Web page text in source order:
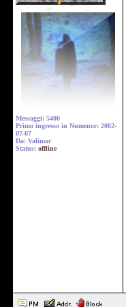
Messaggi: 5400
Primo ingresso in Numenor: 2002-
07-07
Da: Valimar
Status: offline